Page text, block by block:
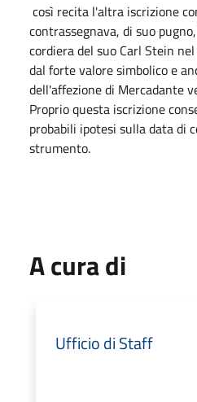
così recita l'altra iscrizione
contrassegnava, di suo
cordiera del suo Carl Stein
dal forte valore simbolico e
dell'affezione di Mercadante
Proprio questa iscrizione
probabili ipotesi sulla data di
strumento.
A cura di
Ufficio di Staff